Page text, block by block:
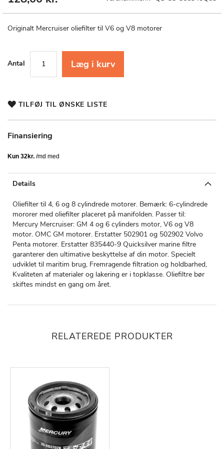
Originalt Mercruiser oliefilter til V6 og V8 motorer
Antal Læg i kurv
TILFØJ TIL ØNSKE LISTE
Finansiering
af
Details
Oliefilter til 4, 6 og 8 cylindrede motorer. Bemærk: 6-cylindrede
mororer med oliefilter placeret på manifolden. Passer til:
Mercury Mercruiser: GM 4 og 6 cylinders motor, V6 og V8
motor. OMC GM motorer. Erstatter 502901 og 502902 Volvo
Penta motorer. Erstatter 835440-9 Quicksilver marine filtre
garanterer den ultimative beskyttelse af din motor. Specielt
udviklet til maritim brug, Fremragende filtration og holdbarhed,
Kvaliteten af materialer og lakering er i topklasse. Oliefiltre bør
skiftes mindst en gang om året.
RELATEREDE PRODUKTER